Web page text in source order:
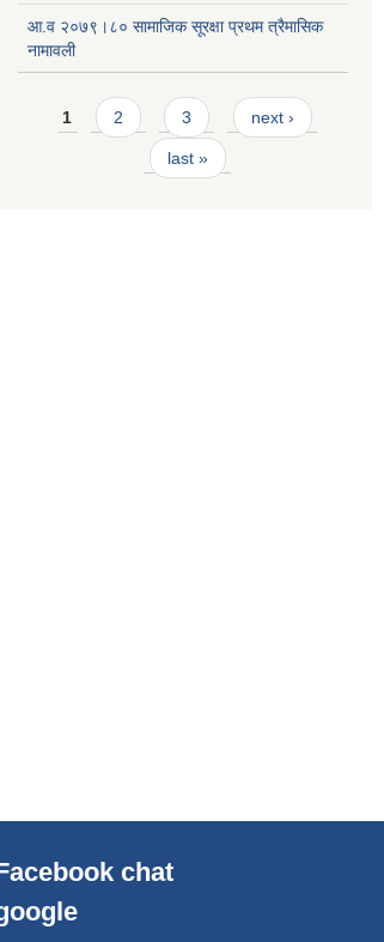
आ.व २०७९।८० सामाजिक सूरक्षा प्रथम त्रैमासिक
नामावली
Pages
1 2 3 next ›
last »
chat